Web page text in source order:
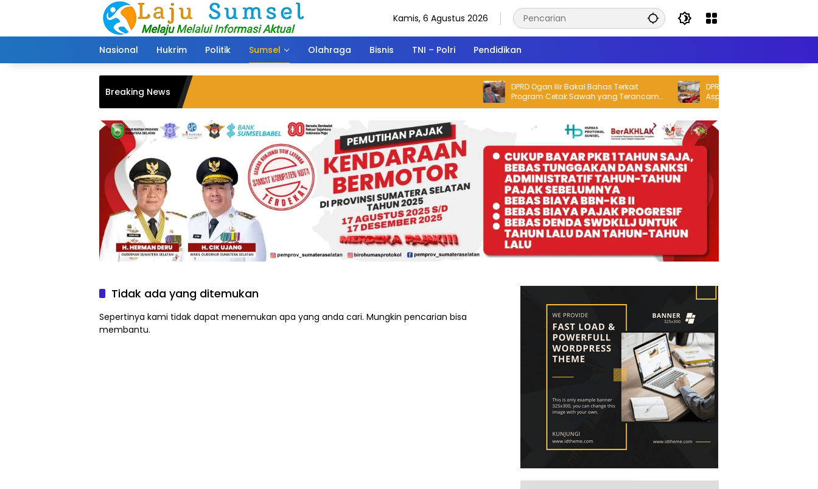
Kamis, 6 Agustus 2026
Nasional Hukrim Politik Sumsel Olahraga Bisnis TNI – Polri Pendidikan
Breaking News
DPRD Ogan Ilir Bakal Bahas Terkait
Program Cetak Sawah yang Terancam
Gagal
DPRD Ogan Ilir Dorong Penyelesaian
Aspirasi Buruh yang Disampaikan
Peringatan May Day 2026
Tidak ada yang ditemukan
Sepertinya kami tidak dapat menemukan apa yang anda cari. Mungkin pencarian bisa
membantu.